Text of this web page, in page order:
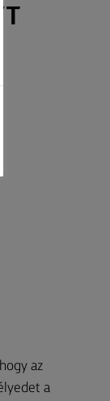
az
a